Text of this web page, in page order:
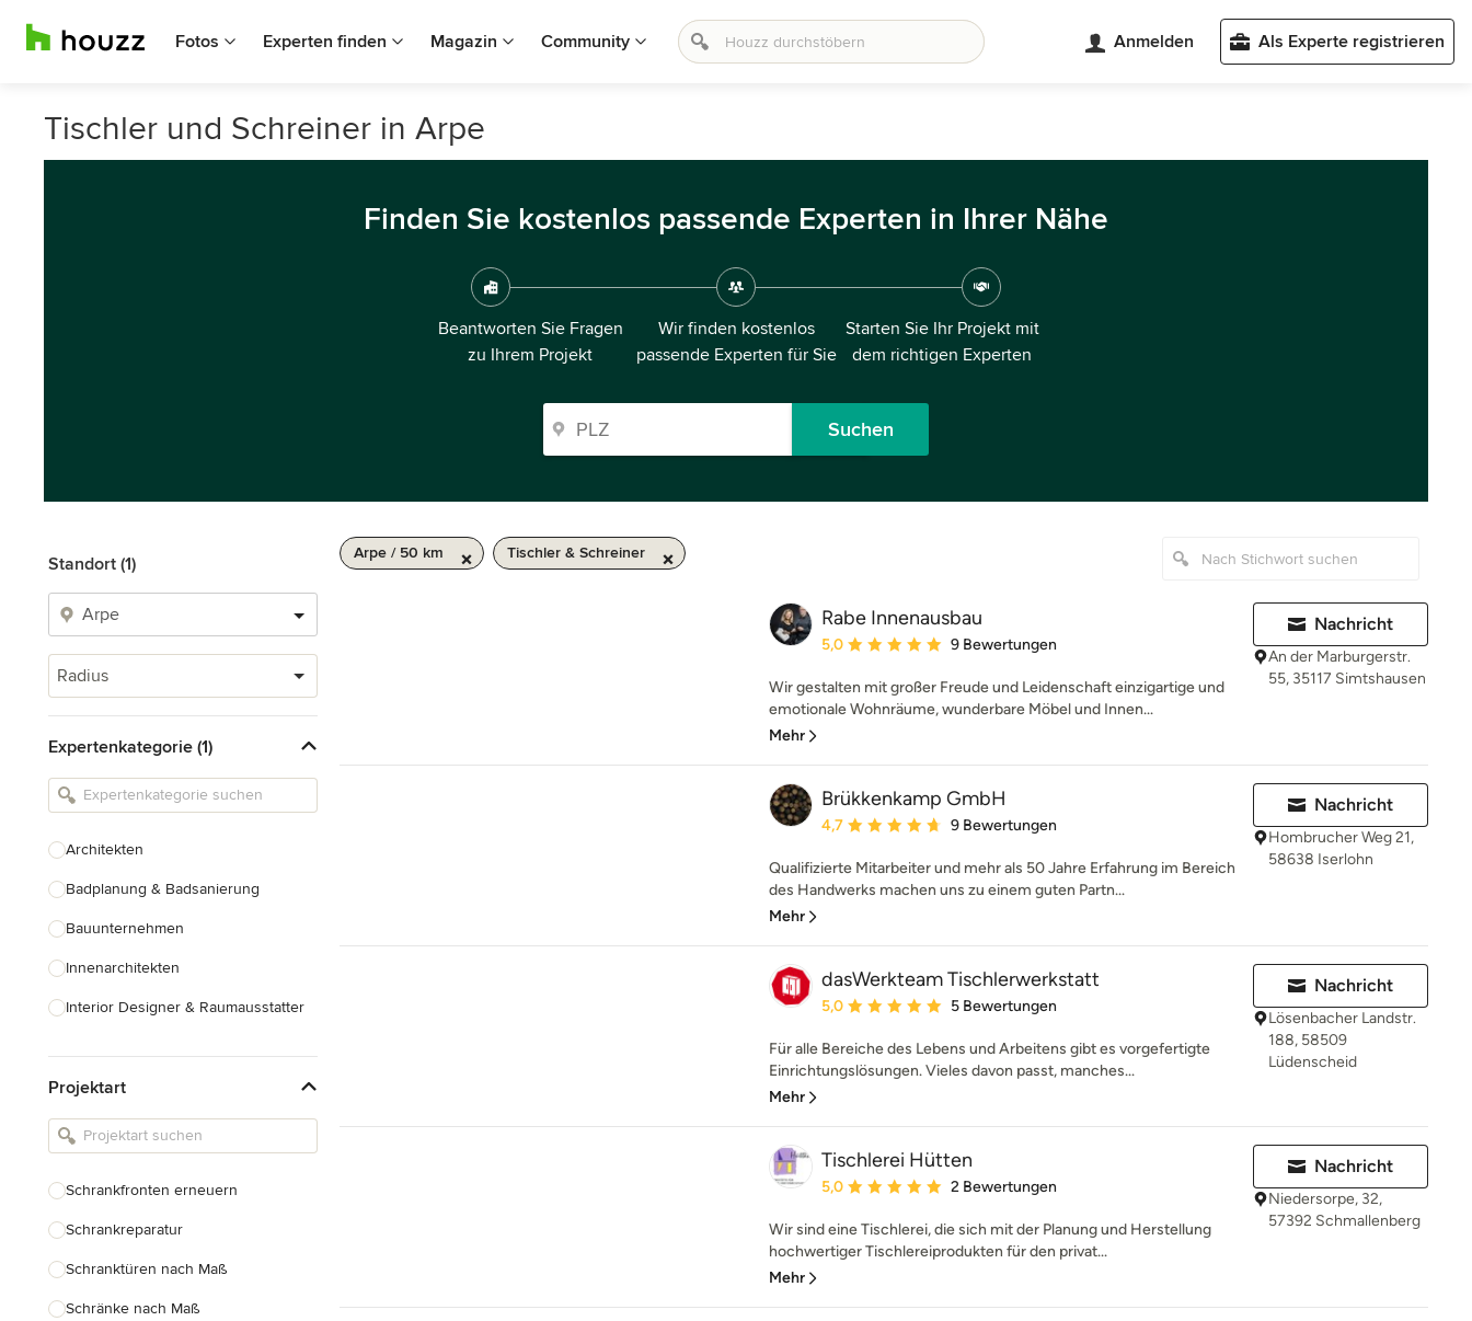
Fotos Experten finden Magazin Community Anmelden Als Experte registrieren
Tischler und Schreiner in Arpe
Finden Sie kostenlos passende Experten in Ihrer Nähe
Beantworten Sie Fragen
zu Ihrem Projekt
Wir finden kostenlos
passende Experten für Sie
Starten Sie Ihr Projekt mit
dem richtigen Experten
Suchen
Standort (1)
Radius
Expertenkategorie (1)
Architekten
Badplanung & Badsanierung
Bauunternehmen
Innenarchitekten
Interior Designer & Raumausstatter
Landschaftsarchitekten
Armaturen & Sanitärbedarf
Projektart
Schrankfronten erneuern
Schrankreparatur
Schranktüren nach Maß
Schränke nach Maß
Arpe / 50 km Tischler & Schreiner
Rabe Innenausbau
Durchschnittliche Bewertung: 5 von 5 Sternen
5,0 9 Bewertungen
Wir gestalten mit großer Freude und Leidenschaft einzigartige und
emotionale Wohnräume, wunderbare Möbel und Innen...
Mehr
Nachricht
An der Marburgerstr.
55, 35117 Simtshausen
Brükkenkamp GmbH
Durchschnittliche Bewertung: 4.7 von 5 Sternen
4,7 9 Bewertungen
Qualifizierte Mitarbeiter und mehr als 50 Jahre Erfahrung im Bereich
des Handwerks machen uns zu einem guten Partn...
Mehr
Nachricht
Hombrucher Weg 21,
58638 Iserlohn
dasWerkteam Tischlerwerkstatt
Durchschnittliche Bewertung: 5 von 5 Sternen
5,0 5 Bewertungen
Für alle Bereiche des Lebens und Arbeitens gibt es vorgefertigte
Einrichtungslösungen. Vieles davon passt, manches...
Mehr
Nachricht
Lösenbacher Landstr.
188, 58509
Lüdenscheid
Tischlerei Hütten
Durchschnittliche Bewertung: 5 von 5 Sternen
5,0 2 Bewertungen
Wir sind eine Tischlerei, die sich mit der Planung und Herstellung
hochwertiger Tischlereiprodukten für den privat...
Mehr
Nachricht
Niedersorpe, 32,
57392 Schmallenberg